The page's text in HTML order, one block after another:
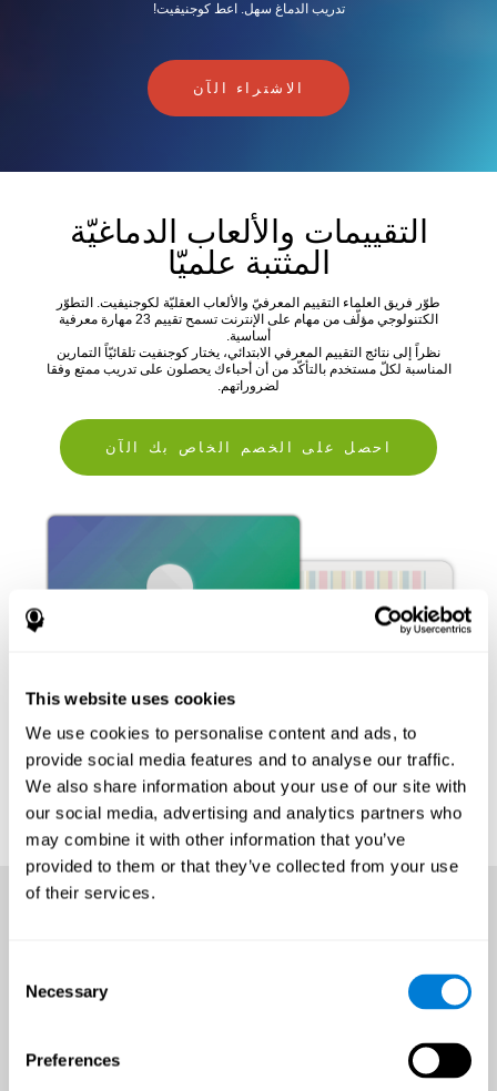
This website uses cookies
We use cookies to personalise content and ads, to
provide social media features and to analyse our traffic.
We also share information about your use of our site with
our social media, advertising and analytics partners who
may combine it with other information that you’ve
provided to them or that they’ve collected from your use
of their services.
Selection
Necessary
Preferences
تدريب الدماغ سهل. اعط كوجنيفيت!
الاشتراء الآن
التقييمات والألعاب الدماغيّة
المثتبة علميّا
طوّر فريق العلماء التقييم المعرفيّ والألعاب العقليّة لكوجنيفيت. التطوّر
الكتنولوجي مؤلّف من مهام على الإنترنت تسمح تقييم 23 مهارة معرفية
أساسية.
نظراً إلى نتائج التقييم المعرفي الابتدائي، يختار كوجنفيت تلقائيّاً التمارين
المناسبة لكلّ مستخدم بالتأكّد من أن أحباءك يحصلون على تدريب ممتع وفقا
لضروراتهم.
احصل على الخصم الخاص بك الآن